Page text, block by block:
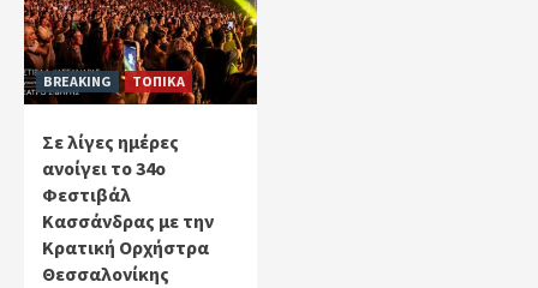
BREAKING ΤΟΠΙΚΑ
Σε λίγες ημέρες
ανοίγει το 34ο
Φεστιβάλ
Κασσάνδρας με την
Κρατική Ορχήστρα
Θεσσαλονίκης